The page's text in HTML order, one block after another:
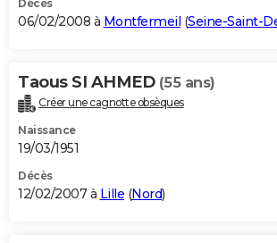
Décès
06/02/2008 à Montfermeil (Seine-Saint-
Taous SI AHMED (55 ans)
Créer une cagnotte obsèques
Naissance
19/03/1951
Décès
12/02/2007 à Lille (Nord)